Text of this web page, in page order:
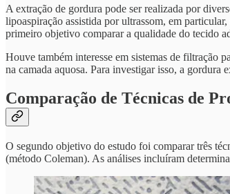
A extração de gordura pode ser realizada por
lipoaspiração assistida por ultrassom, em
primeiro objetivo comparar a qualidade do tecido
Houve também interesse em sistemas de filtração
na camada aquosa. Para investigar isso, a
Comparação de Técnicas de
O segundo objetivo do estudo foi comparar três
(método Coleman). As análises incluíram